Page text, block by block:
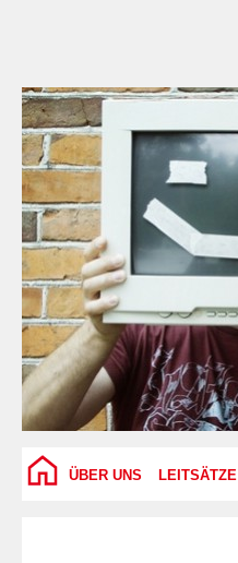
ÜBER UNS LEITSÄTZE